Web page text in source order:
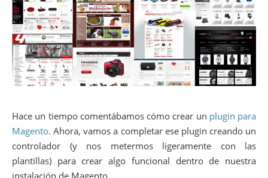
42
43
44
45
46
47
48
49
53
54
55
57
58
<class>Poesia_Holamundo_Model </class>
<resourceModel
>holamundo_resource </
</holamundo>
<holamundo_resource >
<class>Poesia_HolaMundo_Model_Resource
<entities>
<pventamod>
<table
poesia_postvtable</table>
</holamundo_resource
>
</models>
<resources >
<holamundo_setup>
<module
Poesia_HolaMundo </module>
</setup
Hace un tiempo comentábamos cómo crear un plugin para
Magento. Ahora, vamos a completar ese plugin creando un
controlador (y nos metermos ligeramente con las
plantillas) para crear algo funcional dentro de nuestra